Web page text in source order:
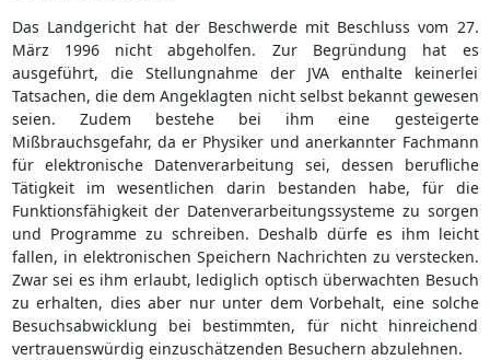
Das Landgericht hat der Beschwerde mit Beschluss vom 27.
März 1996 nicht abgeholfen. Zur Begründung hat es
ausgeführt, die Stellungnahme der JVA enthalte keinerlei
Tatsachen, die dem Angeklagten nicht selbst bekannt gewesen
seien. Zudem bestehe bei ihm eine gesteigerte
Mißbrauchsgefahr, da er Physiker und anerkannter Fachmann
für elektronische Datenverarbeitung sei, dessen berufliche
Tätigkeit im wesentlichen darin bestanden habe, für die
Funktionsfähigkeit der Datenverarbeitungssysteme zu sorgen
und Programme zu schreiben. Deshalb dürfe es ihm leicht
fallen, in elektronischen Speichern Nachrichten zu verstecken.
Zwar sei es ihm erlaubt, lediglich optisch überwachten Besuch
zu erhalten, dies aber nur unter dem Vorbehalt, eine solche
Besuchsabwicklung bei bestimmten, für nicht hinreichend
vertrauenswürdig einzuschätzenden Besuchern abzulehnen.